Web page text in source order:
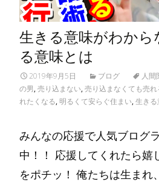
生きる意味がわから
る意味とは
2019年9月5日 ブログ 人間
の男,売り込まない,売り込まなくても売れ
れたくなる, 明るくて安らぐ住まい,生きる
みんなの応援で人気ブログ
中！！ 応援してくれたら嬉
をポチッ！ 俺たちは生まれ